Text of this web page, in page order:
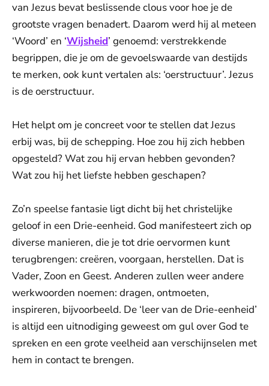
van Jezus bevat beslissende clous voor hoe je de
grootste vragen benadert. Daarom werd hij al meteen
‘Woord’ en ‘Wijsheid’ genoemd: verstrekkende
begrippen, die je om de gevoelswaarde van destijds
te merken, ook kunt vertalen als: ‘oerstructuur’. Jezus
is de oerstructuur.
Het helpt om je concreet voor te stellen dat Jezus
erbij was, bij de schepping. Hoe zou hij zich hebben
opgesteld? Wat zou hij ervan hebben gevonden?
Wat zou hij het liefste hebben geschapen?
Zo’n speelse fantasie ligt dicht bij het christelijke
geloof in een Drie-eenheid. God manifesteert zich op
diverse manieren, die je tot drie oervormen kunt
terugbrengen: creëren, voorgaan, herstellen. Dat is
Vader, Zoon en Geest. Anderen zullen weer andere
werkwoorden noemen: dragen, ontmoeten,
inspireren, bijvoorbeeld. De ‘leer van de Drie-eenheid’
is altijd een uitnodiging geweest om gul over God te
spreken en een grote veelheid aan verschijnselen met
hem in contact te brengen.